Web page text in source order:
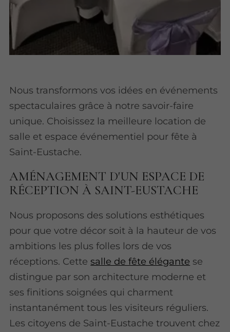
Nous transformons vos idées en événements
spectaculaires grâce à notre savoir-faire
unique. Choisissez la meilleure location de
salle et espace événementiel pour fête à
Saint-Eustache.
AMÉNAGEMENT D'UN ESPACE DE
RÉCEPTION À SAINT-EUSTACHE
Nous proposons des solutions esthétiques
pour que votre décor soit à la hauteur de vos
ambitions les plus folles lors de vos
réceptions. Cettesalle de fête élégante se
distingue par son architecture moderne et
ses finitions soignées qui charment
instantanément tous les visiteurs réguliers.
Les citoyens de Saint-Eustache trouvent chez